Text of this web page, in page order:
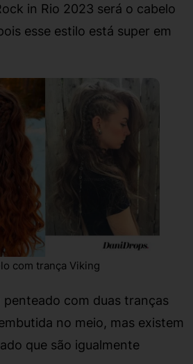
in Rio 2023 será o cabelo
esse estilo está super em
com trança Viking
penteado com duas tranças
no meio, mas existem
que são igualmente